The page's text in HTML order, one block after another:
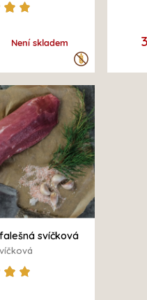
Není skladem
svíčková